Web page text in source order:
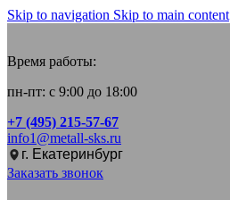
Skip to navigation Skip to main content
Время работы:
пн-пт: с 9:00 до 18:00
+7 (495) 215-57-67
info1@metall-sks.ru
г. Екатеринбург
Заказать звонок